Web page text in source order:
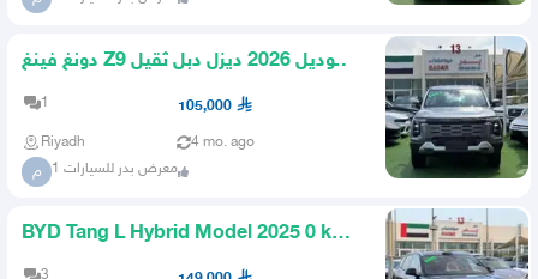
دونغ فينغ Z9 موديل 2026 ديزل دبل ثقيل
1 105,000
Riyadh 4 mo. ago
م معرض بدر للسيارات 1
BYD Tang L Hybrid Model 2025 0 km
Cash